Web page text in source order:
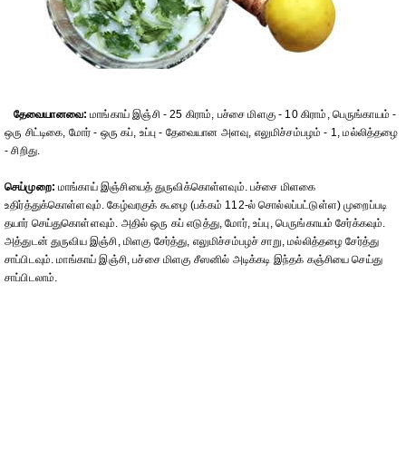
தேவையானவை: மாங்காய் இஞ்சி - 25 கிராம், பச்சை மிளகு - 10 கிராம், பெருங்காயம் -
ஒரு சிட்டிகை, மோர் - ஒரு கப், உப்பு - தேவையான அளவு, எலுமிச்சம்பழம் - 1, மல்லித்தழை
- சிறிது.
செய்முறை: மாங்காய் இஞ்சியைத் துருவிக்கொள்ளவும். பச்சை மிளகை
உதிர்த்துக்கொள்ளவும். கேழ்வரகுக் கூழை (பக்கம் 112-ல் சொல்லப்பட்டுள்ள) முறைப்படி
தயார் செய்துகொள்ளவும். அதில் ஒரு கப் எடுத்து, மோர், உப்பு, பெருங்காயம் சேர்க்கவும்.
அத்துடன் துருவிய இஞ்சி, மிளகு சேர்த்து, எலுமிச்சம்பழச் சாறு, மல்லித்தழை சேர்த்து
சாப்பிடவும். மாங்காய் இஞ்சி, பச்சை மிளகு சீஸனில் அடிக்கடி இந்தக் கஞ்சியை செய்து
சாப்பிடலாம்.